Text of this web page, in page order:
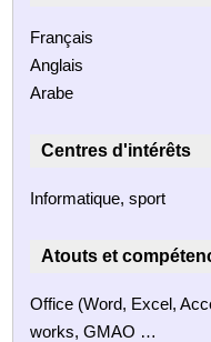
Français
Anglais
Arabe
Centres d'intérêts
Informatique, sport
Atouts et
Office (Word, Excel,
works, GMAO …